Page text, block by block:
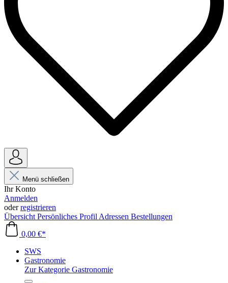
Menü schließen
Ihr Konto
Anmelden
oderregistrieren
Übersicht Persönliches Profil Adressen Bestellungen
0,00 €*
SWS
Gastronomie
Zur Kategorie Gastronomie